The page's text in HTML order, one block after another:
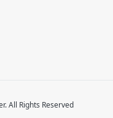
All Rights Reserved